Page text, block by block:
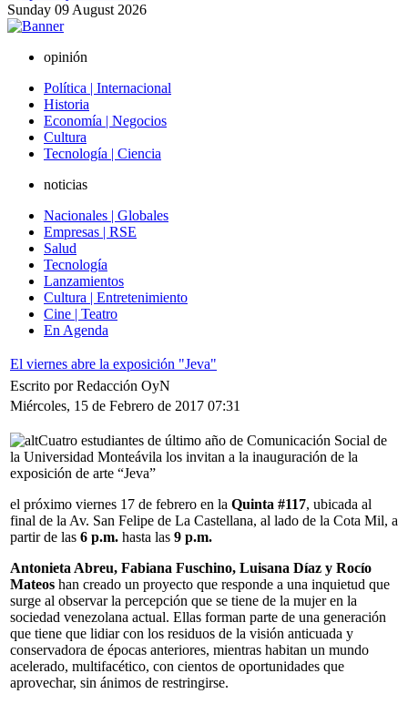
Sunday 09 August 2026
opinión
Política | Internacional
Historia
Economía | Negocios
Cultura
Tecnología | Ciencia
noticias
Nacionales | Globales
Empresas | RSE
Salud
Tecnología
Lanzamientos
Cultura | Entretenimiento
Cine | Teatro
En Agenda
El viernes abre la exposición "Jeva"
Escrito por Redacción OyN
Miércoles, 15 de Febrero de 2017 07:31
Cuatro estudiantes de último año de Comunicación Social de
la Universidad Monteávila los invitan a la inauguración de la
exposición de arte “Jeva”
el próximo viernes 17 de febrero en la Quinta #117, ubicada al
final de la Av. San Felipe de La Castellana, al lado de la Cota Mil, a
partir de las 6 p.m. hasta las 9 p.m.
Antonieta Abreu, Fabiana Fuschino, Luisana Díaz y Rocío
Mateos han creado un proyecto que responde a una inquietud que
surge al observar la percepción que se tiene de la mujer en la
sociedad venezolana actual. Ellas forman parte de una generación
que tiene que lidiar con los residuos de la visión anticuada y
conservadora de épocas anteriores, mientras habitan un mundo
acelerado, multifacético, con cientos de oportunidades que
aprovechar, sin ánimos de restringirse.